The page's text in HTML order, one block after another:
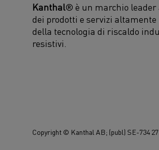
Kanthal® è un marchio leader
dei prodotti e servizi
della tecnologia di riscaldo
resistivi.
Copyright © Kanthal AB; (publ) SE-734